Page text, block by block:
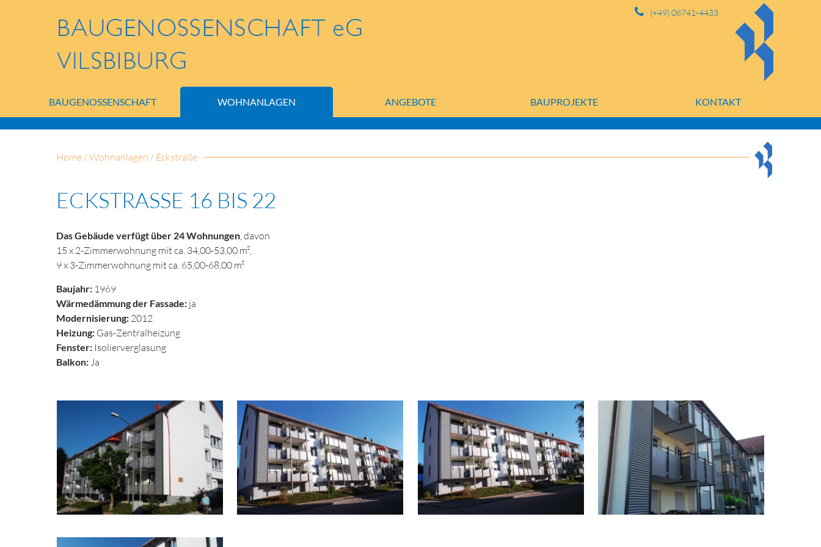
(+49) 08741-4433
BAUGENOSSENSCHAFT WOHNANLAGEN ANGEBOTE BAUPROJEKTE KONTAKT
Home /Wohnanlagen / Eckstraße
ECKSTRASSE 16 BIS 22
Das Gebäude verfügt über 24Wohnungen , davon
15 x 2-Zimmerwohnung mit ca. 34,00-53,00 m²,
9 x 3-Zimmerwohnung mit ca. 65,00-68,00 m²
Baujahr: 1969
Wärmedämmung der Fassade: ja
Modernisierung: 2012
Heizung: Gas-Zentralheizung
Fenster: Isolierverglasung
Balkon: Ja